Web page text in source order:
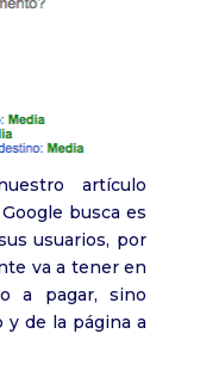
artículo
busca es
usuarios, por
va a tener en
a pagar, sino
y de la página a